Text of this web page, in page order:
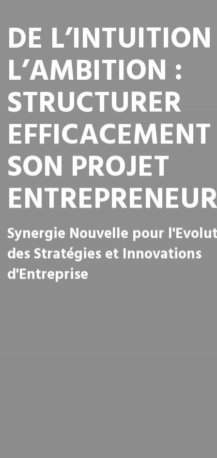
DE
L’AMBITION :
STRUCTURER
EFFICACEMENT
SON PROJET
Synergie Nouvelle pour
des Stratégies et Innovations
d'Entreprise